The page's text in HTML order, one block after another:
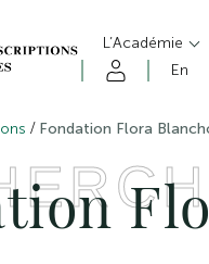
L’Académie
En
/ Fondation Flora